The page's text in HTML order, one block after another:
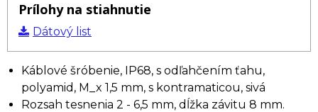
Prílohy na stiahnutie
Dátový list
Káblové šróbenie, IP68, s odľahčením ťahu,
polyamid, M_x 1,5 mm, s kontramaticou, sivá
Rozsah tesnenia 2 - 6,5 mm, dĺžka závitu 8 mm.